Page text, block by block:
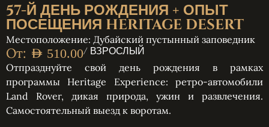
57-Й ДЕНЬ РОЖДЕНИЯ + ОПЫТ
ПОСЕЩЕНИЯ HERITAGE DESERT
Местоположение: Дубайский пустынный заповедник
От: AED 510.00/ ВЗРОСЛЫЙ
Отпразднуйте свой день рождения в рамках
программы Heritage Experience: ретро-автомобили
Land Rover, дикая природа, ужин и развлечения.
Самостоятельный выезд к воротам.